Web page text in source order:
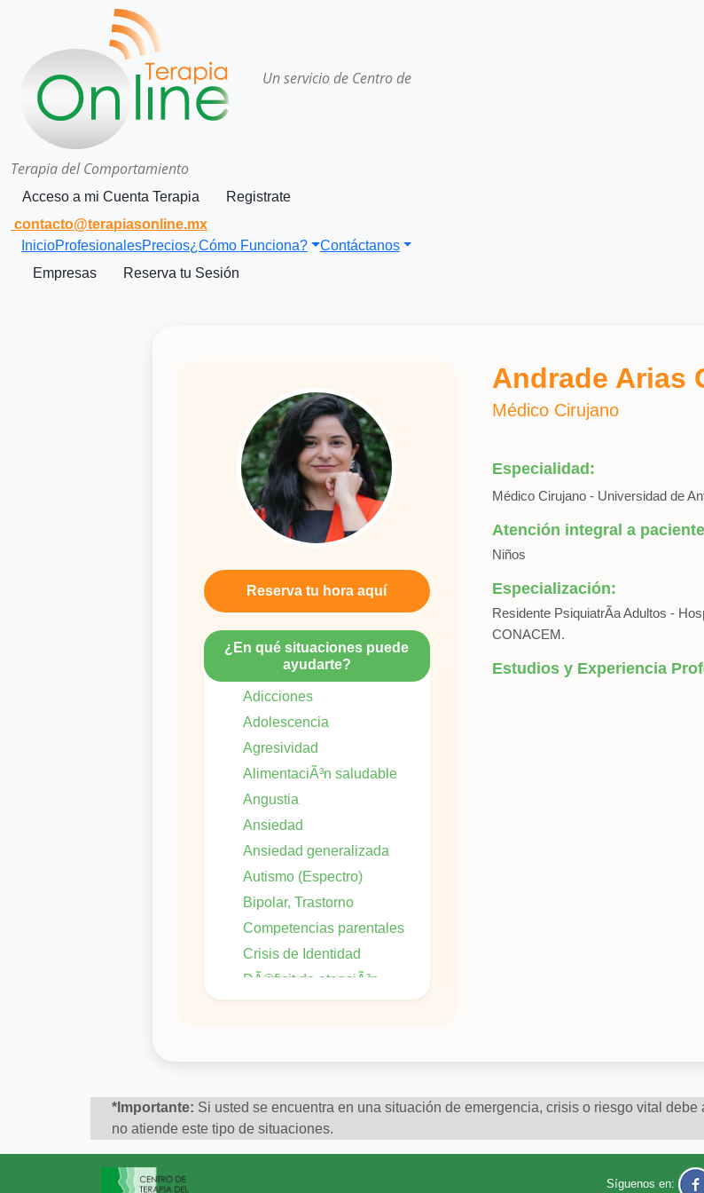
Un servicio de Centro de
Terapia del Comportamiento
Acceso a mi Cuenta Terapia
Registrate
contacto@terapiasonline.mx
InicioProfesionalesPrecios¿Cómo Funciona?
Contáctanos
Empresas
Reserva tu Sesión
Andrade Arias
Médico Cirujano
Especialidad:
Médico Cirujano - Universidad de
Atención integral a
Niños
Especialización:
Residente PsiquiatrÃ­a Adultos -
CONACEM.
Estudios y Experiencia
Reserva tu hora aquí
¿En qué situaciones puede
ayudarte?
Adicciones
Adolescencia
Agresividad
AlimentaciÃ³n saludable
Angustia
Ansiedad
Ansiedad generalizada
Autismo (Espectro)
Bipolar, Trastorno
Competencias parentales
Crisis de Identidad
DÃ©ficit de atenciÃ³n
Dificultades de concentraciÃ³n
*Importante: Si usted se encuentra en una situación de emergencia, crisis o riesgo vital
no atiende este tipo de situaciones.
Síguenos en: